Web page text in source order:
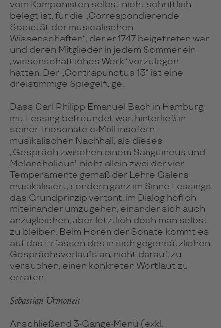
vom Komponisten selbst nicht schriftlich
belegt ist, für die „Correspondierende
Societät der musicalischen
Wissenschaften“, der er 1747 beigetreten war
und deren Mitglieder in jedem Sommer ein
„wissenschaftliches Werk“ vorzulegen
hatten. Der „Contrapunctus 13“ ist eine
dreistimmige Spiegelfuge.
Dass Carl Philipp Emanuel Bach in Hamburg
mit Lessing befreundet war, hinterließ in
seiner Triosonate c-Moll insofern
musikalischen Nachhall, als dieses
„Gespräch zwischen einem Sanguineus und
Melancholicus" nicht allein zwei der vier
Temperamente gemäß der Lehre Galens
musikalisiert, sondern ganz im Sinne Lessings
das Grundprinzip vertont, im Dialog höflich
miteinander umzugehen, einander sich auch
anzugleichen, aber letztlich doch man selbst
zu bleiben. Beim Hören der Sonate kommt es
auf das Erfassen des in sich gegensätzlichen
Gesprächsverlaufs an, nicht darauf, zu
versuchen, einen konkreten Wortlaut zu
erraten.
Sebastian Urmoneit
Anschließend 3-Gänge-Menü (exkl.